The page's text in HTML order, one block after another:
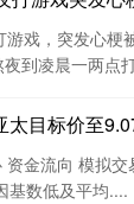
戏，突发心
到凌晨一两点
目标价至
金流向 模拟
基数低及平均....